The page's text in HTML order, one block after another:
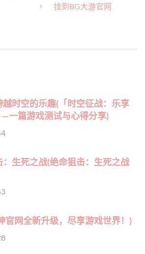
找到BG大游官网
时空的乐趣(「时空征战：乐享
一篇游戏测试与心得分享)
生死之战(绝命狙击：生死之战
官网全新升级，尽享游戏世界！)